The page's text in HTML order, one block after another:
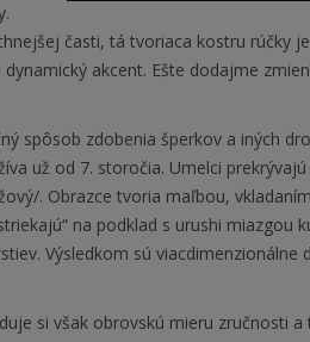
časti, tá tvoriaca kostru rúčky
akcent. Ešte dodajme
spôsob zdobenia šperkov a iných
už od 7. storočia. Umelci
. Obrazce tvoria maľbou,
na podklad s urushi miazgou
Výsledkom sú viacdimenzionálne
si však obrovskú mieru zručnosti a